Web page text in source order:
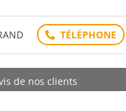
de nos clients